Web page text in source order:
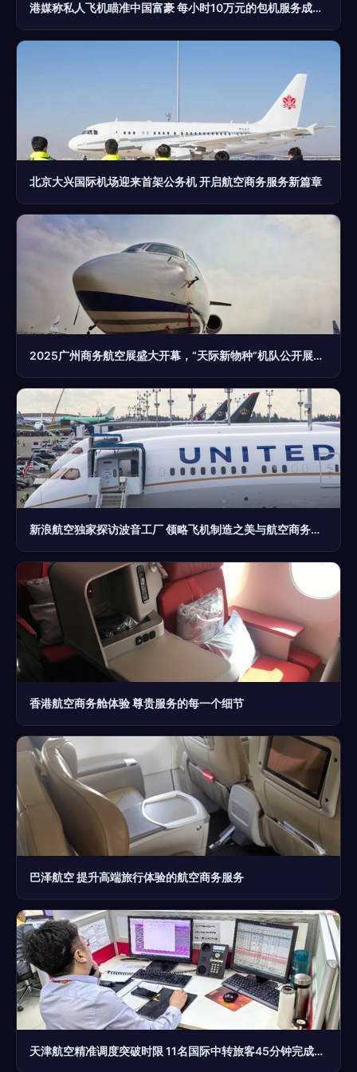
港媒称私人飞机瞄准中国富豪 每小时10万元的包机服务成高端商务新宠
北京大兴国际机场迎来首架公务机 开启航空商务服务新篇章
2025广州商务航空展盛大开幕，“天际新物种”机队公开展出,“地面互联与服务面对面提供多元整体服务商业价值提炼商”，(
新浪航空独家探访波音工厂 领略飞机制造之美与航空商务服务的未来
香港航空商务舱体验 尊贵服务的每一个细节
巴泽航空 提升高端旅行体验的航空商务服务
天津航空精准调度突破时限 11名国际中转旅客45分钟完成保障